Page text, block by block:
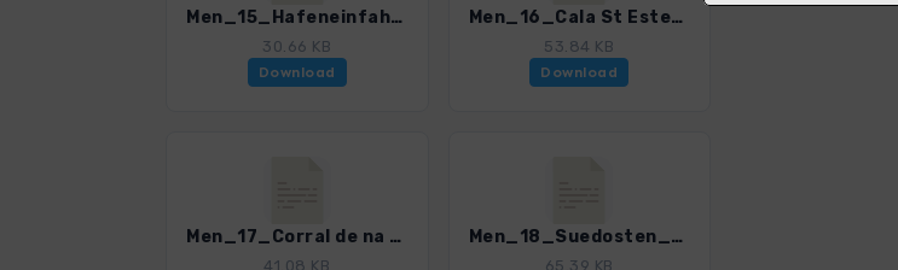
Men_15_Hafeneinfahrt von Mao_0259_2.gpx
30.66 KB
Download
Men_16_Cala St Esteve-Torre Penjat-Rafalet_0259_2.gpx
53.84 KB
Download
Men_17_Corral de na Tronera_0259_2.gpx
41.08 KB
Men_18_Suedosten_0259_2.gpx
65.39 KB